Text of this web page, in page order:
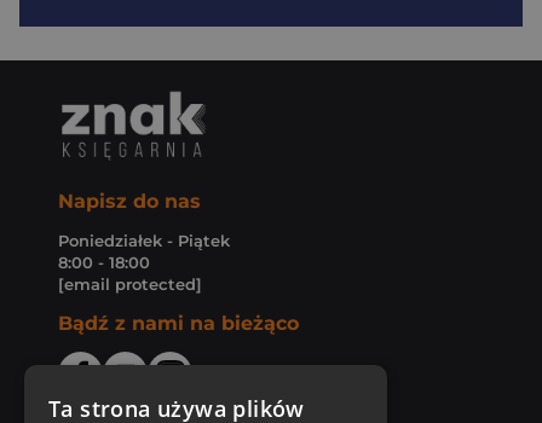
Napisz do nas
Poniedziałek - Piątek
8:00 - 18:00
[email protected]
Bądź z nami na bieżąco
Ta strona używa plików